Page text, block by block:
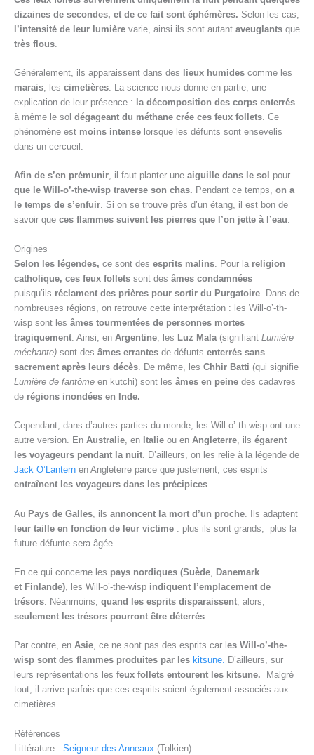
dizaines de secondes, et de ce fait sont éphémères. Selon les cas,
l’intensité de leur lumière varie, ainsi ils sont autant aveuglants que
très flous
Généralement, ils apparaissent dans des lieux humides comme les
marais , les cimetières . La science nous donne en partie, une
explication de leur présence : la décomposition des corps enterrés
à même le sol dégageant du méthane crée ces feux follets . Ce
phénomène est moins intense lorsque les défunts sont ensevelis
dans un cercueil.
Afin de s’en prémunir, il faut planter une aiguille dans le sol pour
que le Will-o’-the-wisp traverse son chas. Pendant ce temps, on a
le temps de s’enfuir. Si on se trouve près d’un étang, il est bon de
savoir que ces flammes suivent les pierres que l’on jette à l’eau.
Origines
Selon les légendes, ce sont des esprits malins . Pour la religion
catholique, ces feux follets sont des âmes condamnées
puisqu’ils réclament des prières pour sortir du Purgatoire . Dans de
nombreuses régions, on retrouve cette interprétation : les Will-o’-th-
wisp sont les âmes tourmentées de personnes mortes
tragiquement . Ainsi, en Argentine , les Luz Mala (signifiant Lumière
méchante) sont des âmes errantes de défunts enterrés sans
sacrement après leurs décès . De même, les Chhir Batti (qui signifie
Lumière de fantôme en kutchi) sont les âmes en peine des cadavres
de régions inondées en Inde.
Cependant, dans d’autres parties du monde, les Will-o’-th-wisp ont une
autre version. En Australie, en Italie ou en Angleterre, ils égarent
les voyageurs pendant la nuit. D’ailleurs, on les relie à la légende de
Jack O’Lantern en Angleterre parce que justement, ces esprits
entraînent les voyageurs dans les précipices.
Au Pays de Galles , ils annoncent la mort d’un proche . Ils adaptent
leur taille en fonction de leur victime : plus ils sont grands, plus la
future défunte sera âgée.
En ce qui concerne les pays nordiques (Suède, Danemark
et Finlande), les Will-o’-the-wisp indiquent l’emplacement de
trésors. Néanmoins, quand les esprits disparaissent, alors,
seulement les trésors pourront être déterrés.
Par contre, en Asie, ce ne sont pas des esprits car l es Will-o’-the-
wisp sont des flammes produites par les kitsune. D’ailleurs, sur
leurs représentations les feux follets entourent les kitsune. Malgré
tout, il arrive parfois que ces esprits soient également associés aux
cimetières.
Références
Littérature : Seigneur des Anneaux (Tolkien)